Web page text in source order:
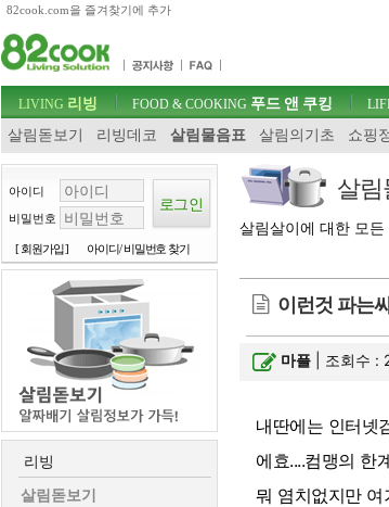
82cook.com을 즐겨찾기에 추가
주메뉴 바로가기
컨텐츠 바로가기
검색 바로가기
로그인 바로가기
주메뉴
LIVING 리빙
살림돋보기
리빙데코 살림물음표 살림의기초 쇼핑
FOOD & COOKING 푸드 앤 쿠킹
아이디
비밀번호
[ 회원가입 ] 아이디/ 비밀번호 찾기
리빙
살림돋보기
살림
살림살이에 대한 모
이런것 파는
마플 | 조회수 :
내딴에는 인터넷
에효....컴맹의 한
뭐 염치없지만